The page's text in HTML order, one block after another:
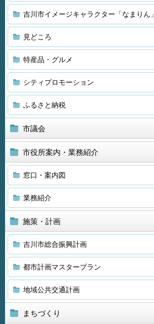
吉川市イメージキャラクター「なまりん」
見どころ
特産品・グルメ
シティプロモーション
ふるさと納税
市議会
市役所案内・業務紹介
窓口・案内図
業務紹介
施策・計画
吉川市総合振興計画
都市計画マスタープラン
地域公共交通計画
まちづくり